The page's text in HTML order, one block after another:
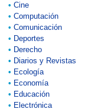
• Cine
• Computación
• Comunicación
• Deportes
• Derecho
• Diarios y Revistas
• Ecología
• Economía
• Educación
• Electrónica